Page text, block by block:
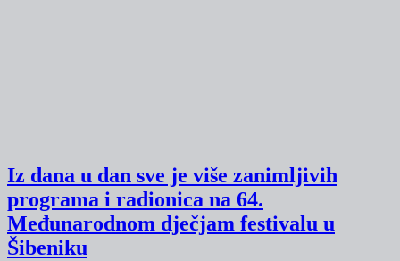
Iz dana u dan sve je više zanimljivih
programa i radionica na 64.
Međunarodnom dječjam festivalu u
Šibeniku